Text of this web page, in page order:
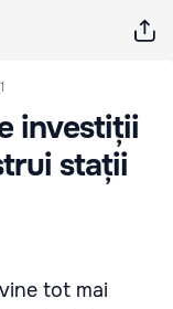
investiții
stații
tot mai